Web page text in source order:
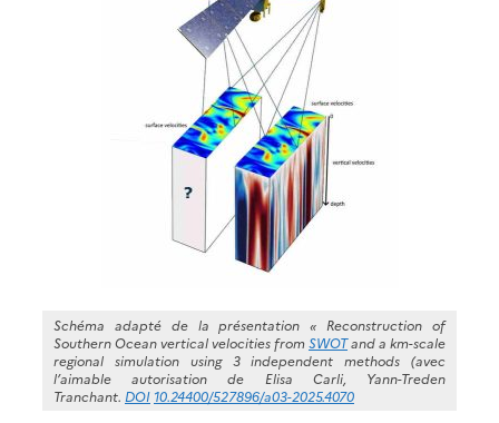
Schéma adapté de la présentation « Reconstruction of
Southern Ocean vertical velocities fromSWOTand a km-scale
regional simulation using 3 independent methods (avec
l’aimable autorisation de Elisa Carli, Yann-Treden
Tranchant. DOI 10.24400/527896/a03-2025.4070